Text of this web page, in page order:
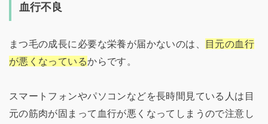
血行不良
まつ毛の成長に必要な栄養が届かないのは、
目元の血行
が悪くなっているからです。
スマートフォンやパソコンなどを長時間見ている人は目
元の筋肉が固まって血行が悪くなってしまうので注意し